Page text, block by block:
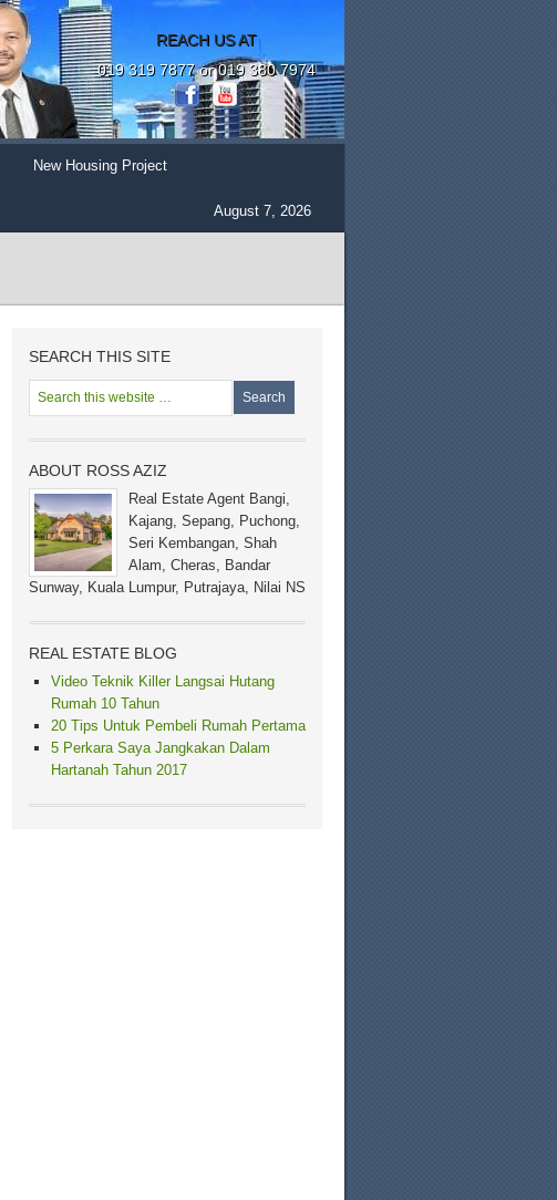
REACH US AT
019 319 7877 or 019 380 7974
New Housing Project
August 7, 2026
SEARCH THIS SITE
ABOUT ROSS AZIZ
Real Estate Agent Bangi,
Kajang, Sepang, Puchong,
Seri Kembangan, Shah
Alam, Cheras, Bandar
Sunway, Kuala Lumpur, Putrajaya, Nilai NS
REAL ESTATE BLOG
Video Teknik Killer Langsai Hutang
Rumah 10 Tahun
20 Tips Untuk Pembeli Rumah Pertama
5 Perkara Saya Jangkakan Dalam
Hartanah Tahun 2017